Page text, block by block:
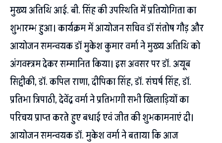
मुख्य अतिथि आई. बी. सिंह की उपस्थिति में प्रतियोगिता का
शुभारम्भ हुआ। कार्यक्रम में आयोजन सचिव डॉ संतोष गौड़ और
आयोजन समन्वयक डॉ मुकेश कुमार वर्मा ने मुख्य अतिथि को
अंगवस्त्रम देकर सम्मानित किया। इस अवसर पर डॉ. अयूब
सिद्दीकी, डॉ. कपिल राणा, दीपिका सिंह, डॉ. संघर्ष सिंह, डॉ.
प्रतिभा त्रिपाठी, देवेंद्र वर्मा ने प्रतिभागी सभी खिलाड़ियों का
परिचय प्राप्त करते हुए बधाई एवं जीत की शुभकामनाएं दी।
आयोजन समन्वयक डॉ. मुकेश वर्मा ने बताया कि आज